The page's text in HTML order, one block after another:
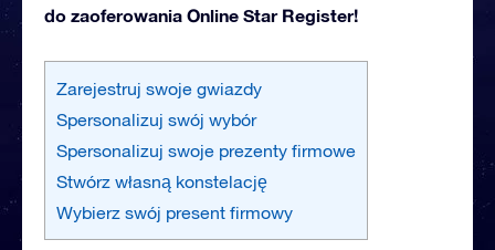
do zaoferowania Online Star Register!
Zarejestruj swoje gwiazdy
Spersonalizuj swój wybór
Spersonalizuj swoje prezenty firmowe
Stwórz własną konstelację
Wybierz swój present firmowy